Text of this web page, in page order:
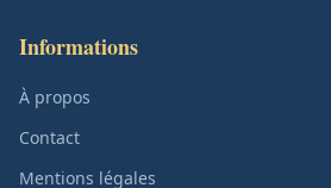
Informations
À propos
Contact
Mentions légales